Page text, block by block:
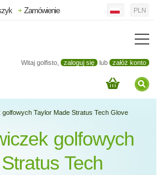
Witaj golfisto, zaloguj się lub załóż konto
Zamówienie PLN
Taylor Made Stratus Tech Glove
golfowych
Tech